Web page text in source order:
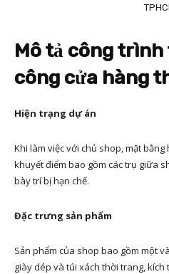
Mô tả công
công cửa hàng
Hiện trạng dự án
Khi làm việc với chủ shop, mặt
khuyết điểm bao gồm các trụ giữa
bày trí bị hạn chế.
Đặc trưng sản phẩm
Sản phẩm của shop bao gồm một
giày dép và túi xách thời trang, kích